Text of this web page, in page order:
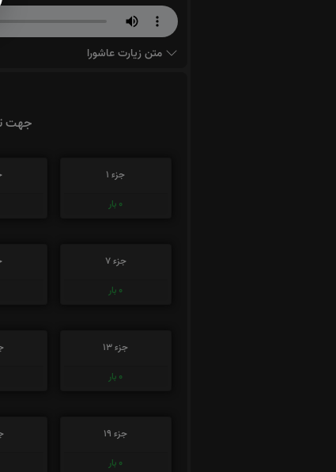
متن زیارت عاشورا
جهت
جزء 1
0 بار
جزء 7
0 بار
جزء 13
0 بار
جزء 19
0 بار